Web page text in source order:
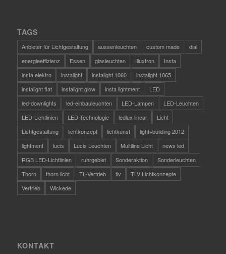
TAGS
Anbieter für Lichtgestaltung aussenleuchten custom made
dial
energieeffizienz
Essen glasleuchten Illuxtron
Insta
insta elektro
instalight instalight 1060
instalight 1065
instalight flat
instalight glow insta lightment
LED
led-downlights
led-einbauleuchten LED-Lampen
LED-Leuchten
LED-Lichtlinien
LED-Technologie ledlux linear
Licht
Lichtgestaltung
lichtkonzept lichtkunst
light+building 2012
lightment
lucis Lucis Leuchten Multiline Licht
news led
RGB LED-Lichtlinien
ruhrgebiet Sonderaktion
Sonderleuchten
Thorn
thorn licht TL-Vertrieb tlv
TLV Lichtkonzepte
Vertrieb
Wickede
KONTAKT